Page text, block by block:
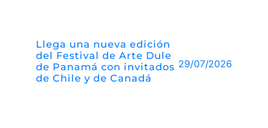
Llega una nueva edición
del Festival de Arte Dule
de Panamá con invitados
de Chile y de Canadá
29/07/2026